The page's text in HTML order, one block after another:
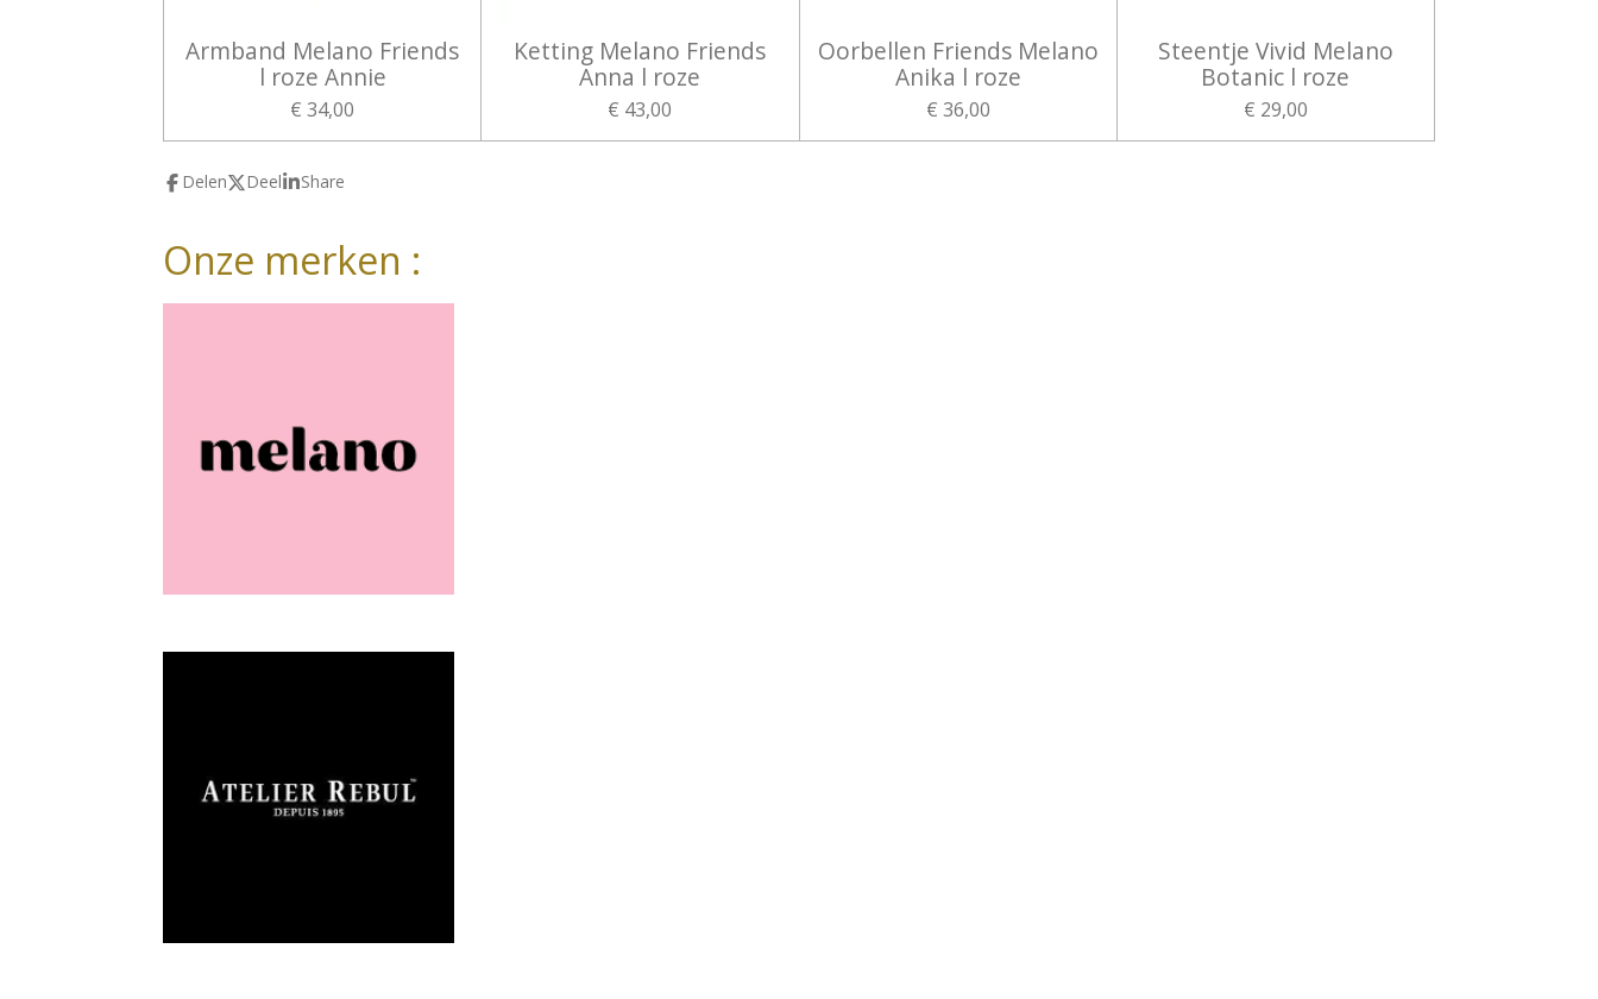
Armband Melano Friends
l roze Annie
€ 34,00
Ketting Melano Friends
Anna l roze
€ 43,00
Oorbellen Friends Melano
Anika l roze
€ 36,00
Steentje Vivid Melano
Botanic l roze
€ 29,00
Delen Deel Share
Onze merken :